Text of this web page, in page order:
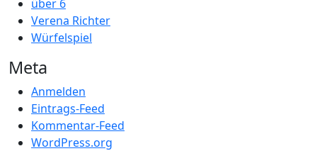
über 6
Verena Richter
Würfelspiel
Meta
Anmelden
Eintrags-Feed
Kommentar-Feed
WordPress.org